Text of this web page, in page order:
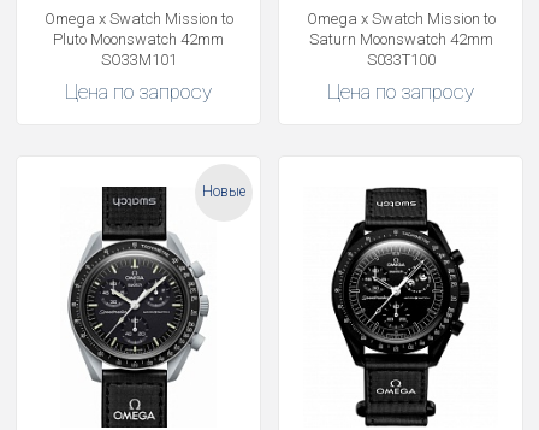
Omega x Swatch Mission to
Pluto Moonswatch 42mm
SO33M101
Цена по запросу
Omega x Swatch Mission to
Saturn Moonswatch 42mm
S033T100
Цена по запросу
Новые